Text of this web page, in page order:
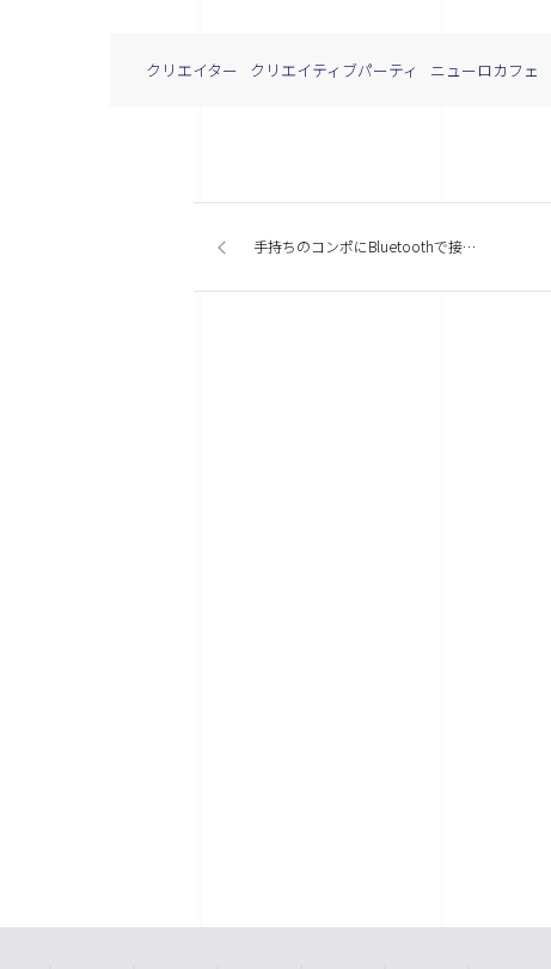
クリエイター クリエイティブパーティ ニューロカフェ
手持ちのコンポにBluetoothで接続して音楽を聴く方法